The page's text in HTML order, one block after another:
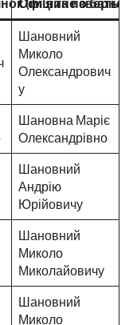
Шановний
Миколо
Олександрович
у
Шановна Маріє
Олександрівно
Шановний
Андрію
Юрійовичу
Шановний
Миколо
Миколайовичу
Шановний
Миколо